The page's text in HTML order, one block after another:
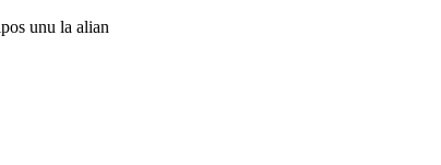
unu la alian